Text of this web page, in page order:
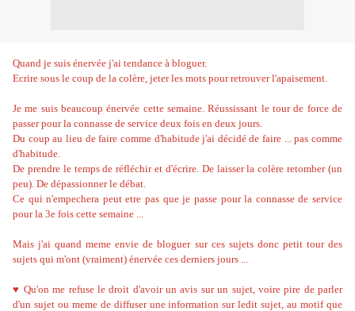
Quand je suis énervée j'ai tendance à bloguer.
Ecrire sous le coup de la colère, jeter les mots pour retrouver l'apaisement.
Je me suis beaucoup énervée cette semaine. Réussissant le tour de force de
passer pour la connasse de service deux fois en deux jours.
Du coup au lieu de faire comme d'habitude j'ai décidé de faire ... pas comme
d'habitude.
De prendre le temps de réfléchir et d'écrire. De laisser la colère retomber (un
peu). De dépassionner le débat.
Ce qui n'empechera peut etre pas que je passe pour la connasse de service
pour la 3e fois cette semaine ...
Mais j'ai quand meme envie de bloguer sur ces sujets donc petit tour des
sujets qui m'ont (vraiment) énervée ces derniers jours ...
♥ Qu'on me refuse le droit d'avoir un avis sur un sujet, voire pire de parler
d'un sujet ou meme de diffuser une information sur ledit sujet, au motif que